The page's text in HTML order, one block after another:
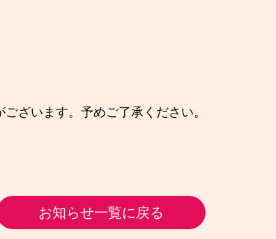
ざいます。予めご了承ください。
お知らせ一覧に戻る